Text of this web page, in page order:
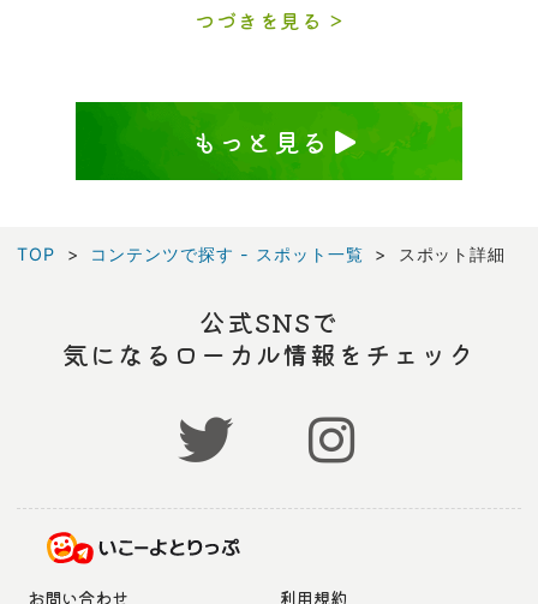
つづきを見る
もっと見る
TOP コンテンツで探す - スポット一覧 スポット詳細
公式SNSで
気になるローカル情報をチェック
お問い合わせ 利用規約